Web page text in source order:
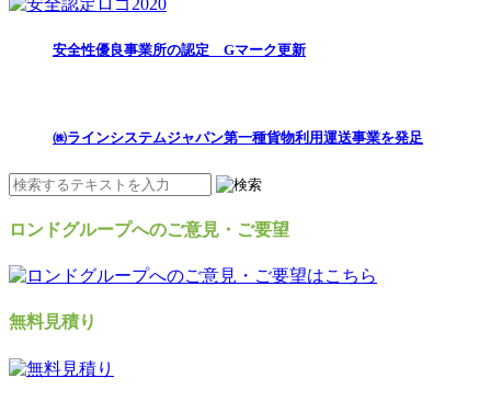
安全性優良事業所の認定 Gマーク更新
㈱ラインシステムジャパン第一種貨物利用運送事業を発足
ロンドグループへのご意見・ご要望
無料見積り